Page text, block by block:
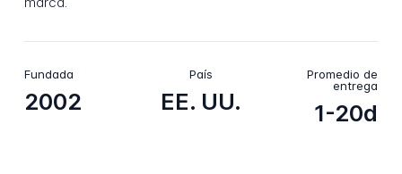
Fundada
2002
País
EE. UU.
Promedio de
entrega
1-20d